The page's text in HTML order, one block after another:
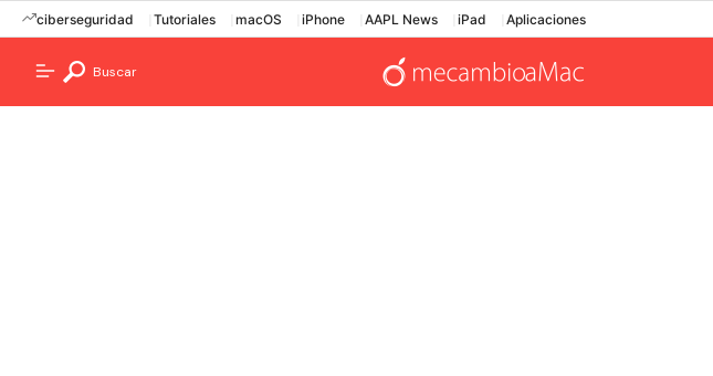
ciberseguridad Tutoriales macOS iPhone AAPL News iPad Aplicaciones
Buscar